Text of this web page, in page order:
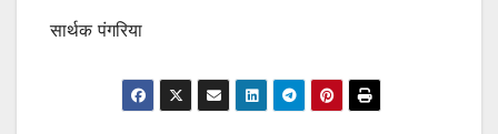
सार्थक पंगरिया